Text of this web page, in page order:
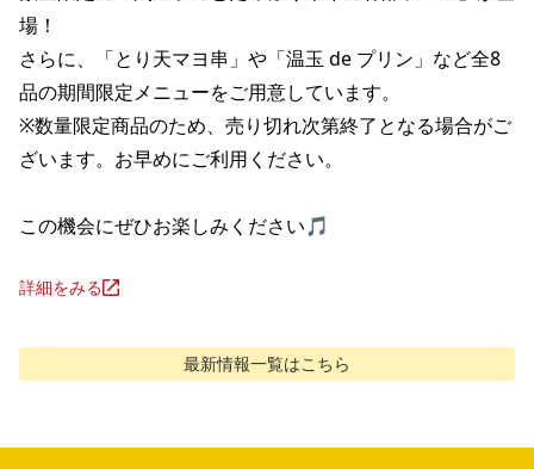
場！
さらに、「とり天マヨ串」や「温玉 de プリン」など全8
品の期間限定メニューをご用意しています。
※数量限定商品のため、売り切れ次第終了となる場合がご
ざいます。お早めにご利用ください。
この機会にぜひお楽しみください🎵
詳細をみる
最新情報一覧はこちら